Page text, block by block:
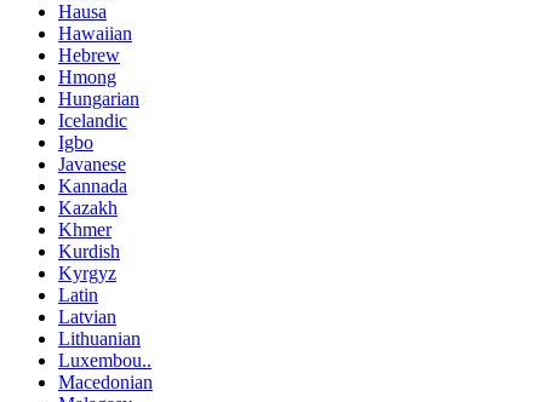
Hausa
Hawaiian
Hebrew
Hmong
Hungarian
Icelandic
Igbo
Javanese
Kannada
Kazakh
Khmer
Kurdish
Kyrgyz
Latin
Latvian
Lithuanian
Luxembou..
Macedonian